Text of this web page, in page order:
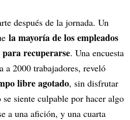
después de la jornada. Un
la mayoría de los empleados
recuperarse. Una encuesta
a 2000 trabajadores, reveló
libre agotado, sin disfrutar
siente culpable por hacer algo
a una afición, y una cuarta